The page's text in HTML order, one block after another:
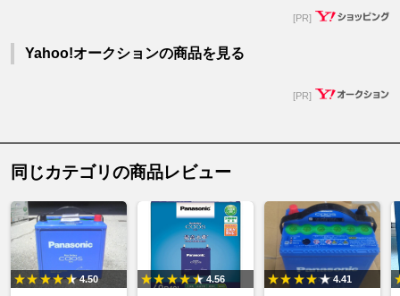
[PR]
Yahoo!オークションの商品を見る
[PR]
同じカテゴリの商品レビュー
4.50 4.56 4.41